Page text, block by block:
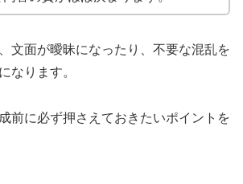
文面が曖昧になったり、不要な混乱を
なります。
前に必ず押さえておきたいポイントを